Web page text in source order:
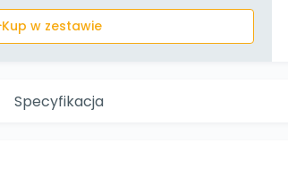
Kup w zestawie
Specyfikacja